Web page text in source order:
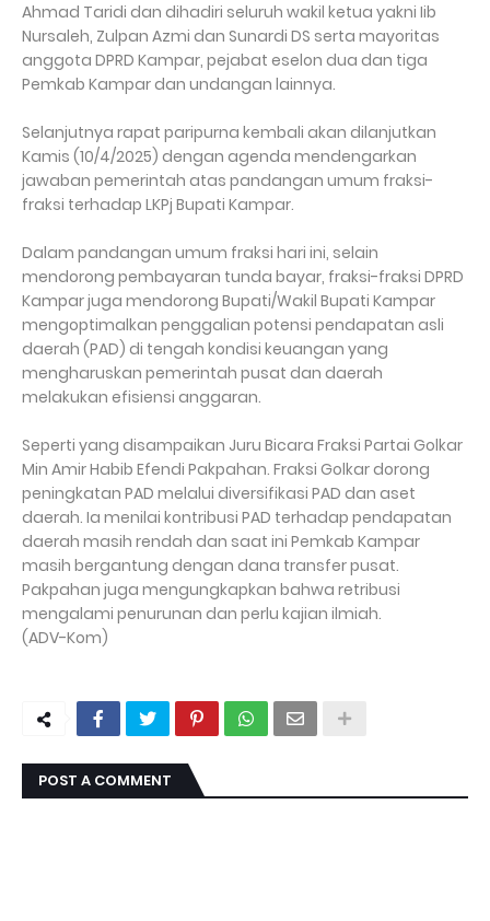
Ahmad Taridi dan dihadiri seluruh wakil ketua yakni Iib
Nursaleh, Zulpan Azmi dan Sunardi DS serta mayoritas
anggota DPRD Kampar, pejabat eselon dua dan tiga
Pemkab Kampar dan undangan lainnya.
Selanjutnya rapat paripurna kembali akan dilanjutkan
Kamis (10/4/2025) dengan agenda mendengarkan
jawaban pemerintah atas pandangan umum fraksi-
fraksi terhadap LKPj Bupati Kampar.
Dalam pandangan umum fraksi hari ini, selain
mendorong pembayaran tunda bayar, fraksi-fraksi DPRD
Kampar juga mendorong Bupati/Wakil Bupati Kampar
mengoptimalkan penggalian potensi pendapatan asli
daerah (PAD) di tengah kondisi keuangan yang
mengharuskan pemerintah pusat dan daerah
melakukan efisiensi anggaran.
Seperti yang disampaikan Juru Bicara Fraksi Partai Golkar
Min Amir Habib Efendi Pakpahan. Fraksi Golkar dorong
peningkatan PAD melalui diversifikasi PAD dan aset
daerah. Ia menilai kontribusi PAD terhadap pendapatan
daerah masih rendah dan saat ini Pemkab Kampar
masih bergantung dengan dana transfer pusat.
Pakpahan juga mengungkapkan bahwa retribusi
mengalami penurunan dan perlu kajian ilmiah.
(ADV-Kom)
POST A COMMENT